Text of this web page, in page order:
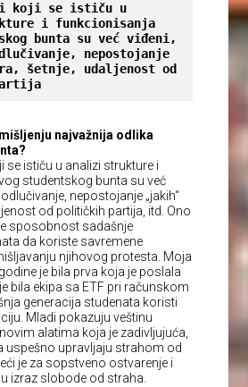
koji se ističu u
i funkcionisanja
bunta su već viđeni,
nepostojanje
šetnje, udaljenost od
najvažnija odlika
se ističu u analizi strukture i
studentskog bunta su već
nepostojanje „jakih“
od političkih partija, itd. Ono
sposobnost sadašnje
da koriste savremene
njihovog protesta. Moja
je bila prva koja je poslala
bila ekipa sa ETF pri računskom
generacija studenata koristi
Mladi pokazuju veštinu
alatima koja je zadivljujuća,
uspešno upravljaju strahom od
je za sopstveno ostvarenje i
izraz slobode od straha.